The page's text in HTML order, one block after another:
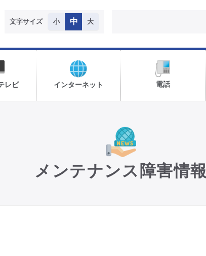
文字サイズ 小 中 大
レビ インターネット 電話
メンテナンス障害情報